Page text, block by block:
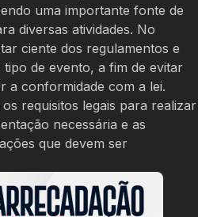
uma importante fonte de
diversas atividades. No
ciente dos regulamentos e
tipo de evento, a fim de evitar
a conformidade com a lei.
requisitos legais para realizar
necessária e as
que devem ser